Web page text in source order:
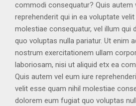
commodi consequatur? Quis autem
reprehenderit qui in ea voluptate
molestiae consequatur, vel illum qui
quo voluptas nulla pariatur. Ut enim
nostrum exercitationem ullam
laboriosam, nisi ut aliquid etx ea
Quis autem vel eum iure
velit esse quam nihil molestiae
dolorem eum fugiat quo voluptas